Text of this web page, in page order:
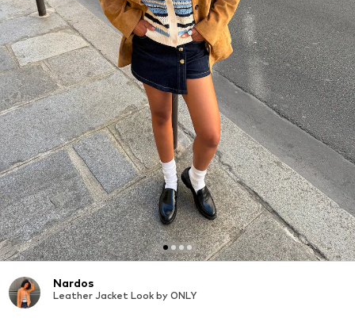
Nardos
Leather Jacket Look by ONLY